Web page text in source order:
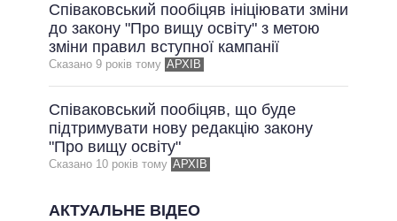
Співаковський пообіцяв ініціювати зміни
до закону "Про вищу освіту" з метою
зміни правил вступної кампанії
Сказано 9 рокiв тому АРХІВ
Співаковський пообіцяв, що буде
підтримувати нову редакцію закону
"Про вищу освіту"
Сказано 10 рокiв тому АРХІВ
АКТУАЛЬНЕ ВІДЕО